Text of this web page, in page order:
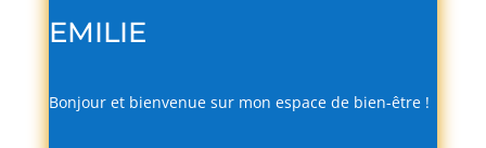
EMILIE
Bonjour et bienvenue sur mon espace de bien-être !